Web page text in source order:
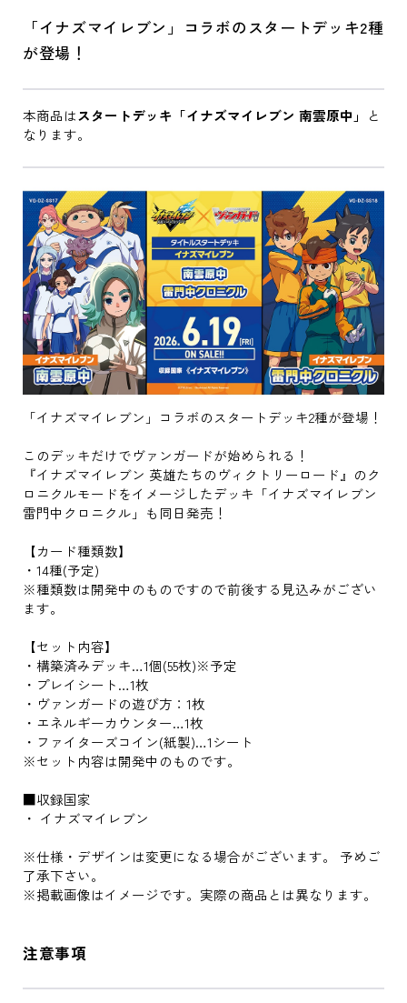
「イナズマイレブン」コラボのスタートデッキ2種
が登場！
本商品はスタートデッキ「イナズマイレブン 南雲原中」
と
なります。
「イナズマイレブン」コラボのスタートデッキ2種が登場！
このデッキだけでヴァンガードが始められる！
『イナズマイレブン 英雄たちのヴィクトリーロード』のク
ロニクルモードをイメージしたデッキ「イナズマイレブン
雷門中クロニクル」も同日発売！
【カード種類数】
・14種(予定)
※種類数は開発中のものですので前後する見込みがござい
ます。
【セット内容】
・構築済みデッキ…1個(55枚)※予定
・プレイシート…1枚
・ヴァンガードの遊び方：1枚
・エネルギーカウンター…1枚
・ファイターズコイン(紙製)…1シート
※セット内容は開発中のものです。
■収録国家
・ イナズマイレブン
※仕様・デザインは変更になる場合がございます。 予めご
了承下さい。
※掲載画像はイメージです。実際の商品とは異なります。
注意事項